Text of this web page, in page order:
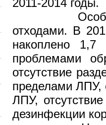
2011-2014 годы.
Особое
отходами. В
накоплено 1,7
проблемами
отсутствие
пределами ЛПУ,
ЛПУ,
дезинфекции